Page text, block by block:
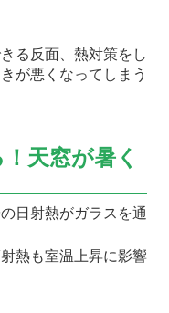
る反面、熱対策をし
が悪くなってしまう
天窓が暑く
日射熱がガラスを通
熱も室温上昇に影響